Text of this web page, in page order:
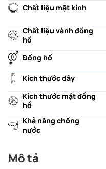
Chất liệu mặt kính
Chất liệu vành đồng
hồ
Đồng hồ
Kích thước dây
Kích thước mặt đồng
hồ
Khả năng chống
nước
Mô tả